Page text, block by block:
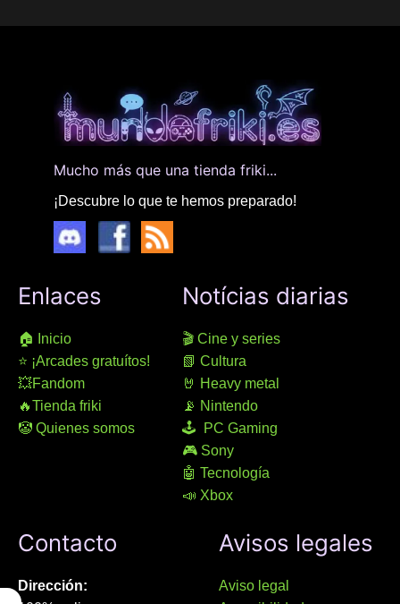
Mucho más que una tienda friki...
¡Descubre lo que te hemos preparado!
Enlaces
🏠 Inicio
⭐ ¡Arcades gratuítos!
💥Fandom
🔥Tienda friki
🤡 Quienes somos
Notícias diarias
🎬 Cine y series
📗 Cultura
🤘 Heavy metal
📡 Nintendo
🕹 PC Gaming
🎮 Sony
🤖 Tecnología
📣 Xbox
Contacto
Dirección:
Avisos legales
Aviso legal